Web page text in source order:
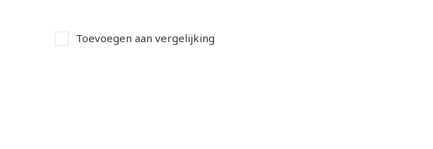
Toevoegen aan vergelijking